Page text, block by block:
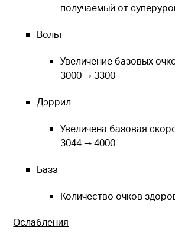
получаемый от
Вольт
Увеличениебазовых
3000 → 3300
Дэррил
Увеличена базовая
3044 → 4000
Базз
Количество очков
Ослабления